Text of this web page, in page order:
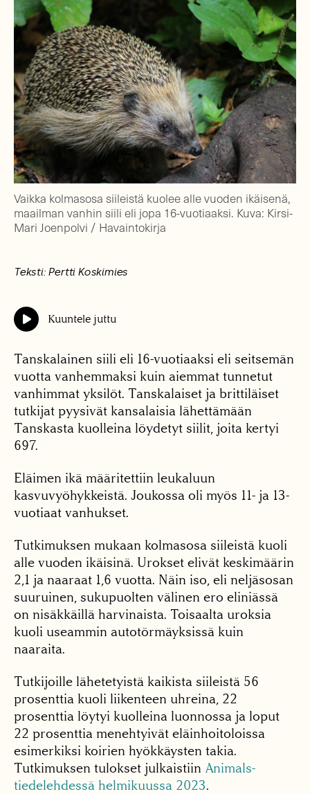
Vaikka kolmasosa siileistä kuolee alle vuoden ikäisenä,
maailman vanhin siili eli jopa 16-vuotiaaksi. Kuva: Kirsi-
Mari Joenpolvi / Havaintokirja
Teksti: Pertti Koskimies
Kuuntele juttu
Tanskalainen siili eli 16-vuotiaaksi eli seitsemän
vuotta vanhemmaksi kuin aiemmat tunnetut
vanhimmat yksilöt. Tanskalaiset ja brittiläiset
tutkijat pyysivät kansalaisia lähettämään
Tanskasta kuolleina löydetyt siilit, joita kertyi
697.
Eläimen ikä määritettiin leukaluun
kasvuvyöhykkeistä. Joukossa oli myös 11- ja 13-
vuotiaat vanhukset.
Tutkimuksen mukaan kolmasosa siileistä kuoli
alle vuoden ikäisinä. Urokset elivät keskimäärin
2,1 ja naaraat 1,6 vuotta. Näin iso, eli neljäsosan
suuruinen, sukupuolten välinen ero eliniässä
on nisäkkäillä harvinaista. Toisaalta uroksia
kuoli useammin autotörmäyksissä kuin
naaraita.
Tutkijoille lähetetyistä kaikista siileistä 56
prosenttia kuoli liikenteen uhreina, 22
prosenttia löytyi kuolleina luonnossa ja loput
22 prosenttia menehtyivät eläinhoitoloissa
esimerkiksi koirien hyökkäysten takia.
Tutkimuksen tulokset julkaistiin Animals-
tiedelehdessä helmikuussa 2023.